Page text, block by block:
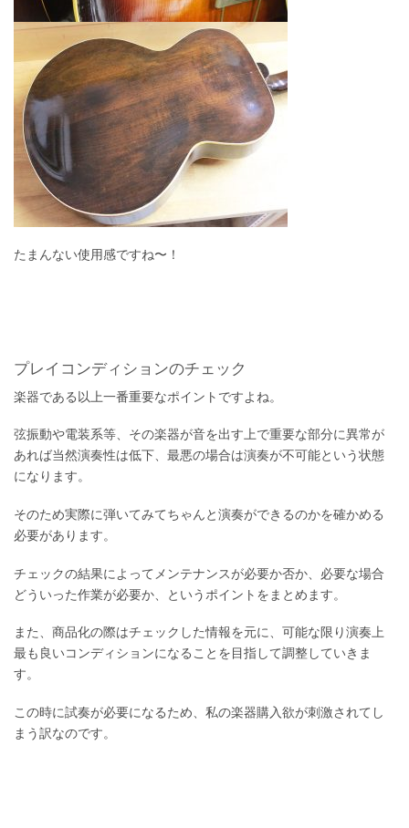
たまんない使用感ですね〜！
プレイコンディションのチェック
楽器である以上一番重要なポイントですよね。
弦振動や電装系等、その楽器が音を出す上で重要な部分に異常が
あれば当然演奏性は低下、最悪の場合は演奏が不可能という状態
になります。
そのため実際に弾いてみてちゃんと演奏ができるのかを確かめる
必要があります。
チェックの結果によってメンテナンスが必要か否か、必要な場合
どういった作業が必要か、というポイントをまとめます。
また、商品化の際はチェックした情報を元に、可能な限り演奏上
最も良いコンディションになることを目指して調整していきま
す。
この時に試奏が必要になるため、私の楽器購入欲が刺激されてし
まう訳なのです。